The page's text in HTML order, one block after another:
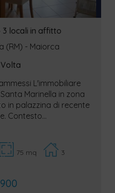
locali in affitto
(RM) - Maiorca
Volta
L'immobiliare
Marinella in zona
in palazzina di recente
Contesto...
75 mq 3